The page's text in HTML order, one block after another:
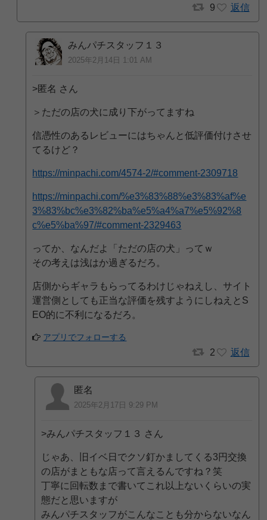
9 返信
みんパチスタッフ１３
2025年2月14日 1:01 AM
>匿名 さん
＞ただの店の犬に成り下がってますね
信憑性のあるレビューにはちゃんと低評価付けさせ
てるけど？
https://minpachi.com/4574-2/#comment-2309718
https://minpachi.com/%e3%83%88%e3%83%af%e
3%83%bc%e3%82%ba%e5%a4%a7%e5%92%8
c%e5%ba%97/#comment-2329463
ってか、なんだよ「ただの店の犬」ってｗ
その考えは浅はか過ぎるだろ。
店側からギャラもらってるわけじゃねえし、サイト
運営側としても正当な評価を残すようにしねえとS
EO的に不利になるだろ。
アプリでフォローする
2 返信
匿名
2025年2月17日 9:29 PM
>みんパチスタッフ１３ さん
じゃあ、旧イベ日でクソ釘かましてくる3円交換
の店がまともな店って言えるんですね？笑
丁寧に回転数まで書いてこれ以上ないくらいの実
態だと思いますが
みんパチスタッフがこんなことも分からないなん